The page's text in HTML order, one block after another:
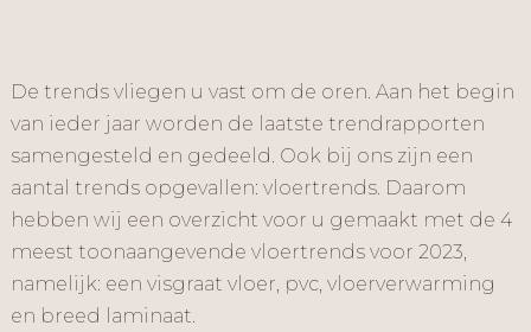
De trends vliegen u vast om de oren. Aan het begin
van ieder jaar worden de laatste trendrapporten
samengesteld en gedeeld. Ook bij ons zijn een
aantal trends opgevallen: vloertrends. Daarom
hebben wij een overzicht voor u gemaakt met de 4
meest toonaangevende vloertrends voor 2023,
namelijk: een visgraat vloer, pvc, vloerverwarming
en breed laminaat.